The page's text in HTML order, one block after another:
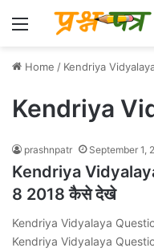
Menu
Home / Kendriya
Kendriya
prashnpatr September 1,
Kendriya
8 2018 कैसे देखे
Kendriya Vidyalaya
Kendriya Vidyalaya